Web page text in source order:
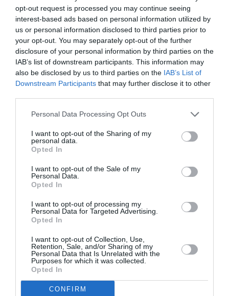
opt-out request is processed you may continue seeing
interest-based ads based on personal information utilized by
us or personal information disclosed to third parties prior to
your opt-out. You may separately opt-out of the further
disclosure of your personal information by third parties on the
IAB’s list of downstream participants. This information may
also be disclosed by us to third parties on the IAB’s List of
Downstream Participants that may further disclose it to other
Personal Data Processing Opt Outs
I want to opt-out of the Sharing of my
personal data.
Opted In
I want to opt-out of the Sale of my
Personal Data.
Opted In
I want to opt-out of processing my
Personal Data for Targeted Advertising.
Opted In
I want to opt-out of Collection, Use,
Retention, Sale, and/or Sharing of my
Personal Data that Is Unrelated with the
Purposes for which it was collected.
Opted In
CONFIRM
FAIRE UN DON
Appel aux lecteurs !
Soutenez Air Journal participezà son
développement !
NOUS SOUTENIR
DERNIERS COMMENTAIRES
Manfou a commenté l'article :
Pyramides, croisières et mer Rouge : l’Égypte mise sur
une saison record malgré le contexte géopolitique